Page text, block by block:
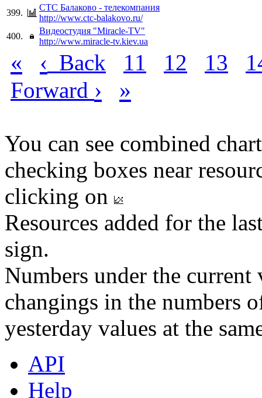
399.
СТС Балаково - телекомпания
http://www.ctc-balakovo.ru/
400.
Видеостудия "Miracle-TV"
http://www.miracle-tv.kiev.ua
« ‹ Back 11 12 13
Forward › »
You can see combined
checking boxes near
clicking on
Resources added for the
sign.
Numbers under the
changings in the numbers
yesterday values at the
API
Help